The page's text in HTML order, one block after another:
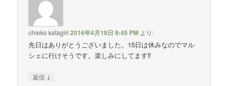
chieko katagiri 2016年4月19日 9:45 PM より:
先日はありがとうございました。15日は休みなのでマル
シェに行けそうです。楽しみにしてます‼
返信 ↓